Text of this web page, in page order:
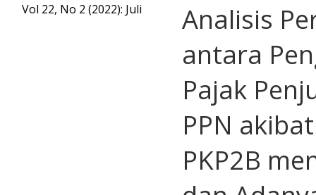
Vol 22, No 2 (2022): Juli
Analisis
antara
Pajak
PPN
PKP2B